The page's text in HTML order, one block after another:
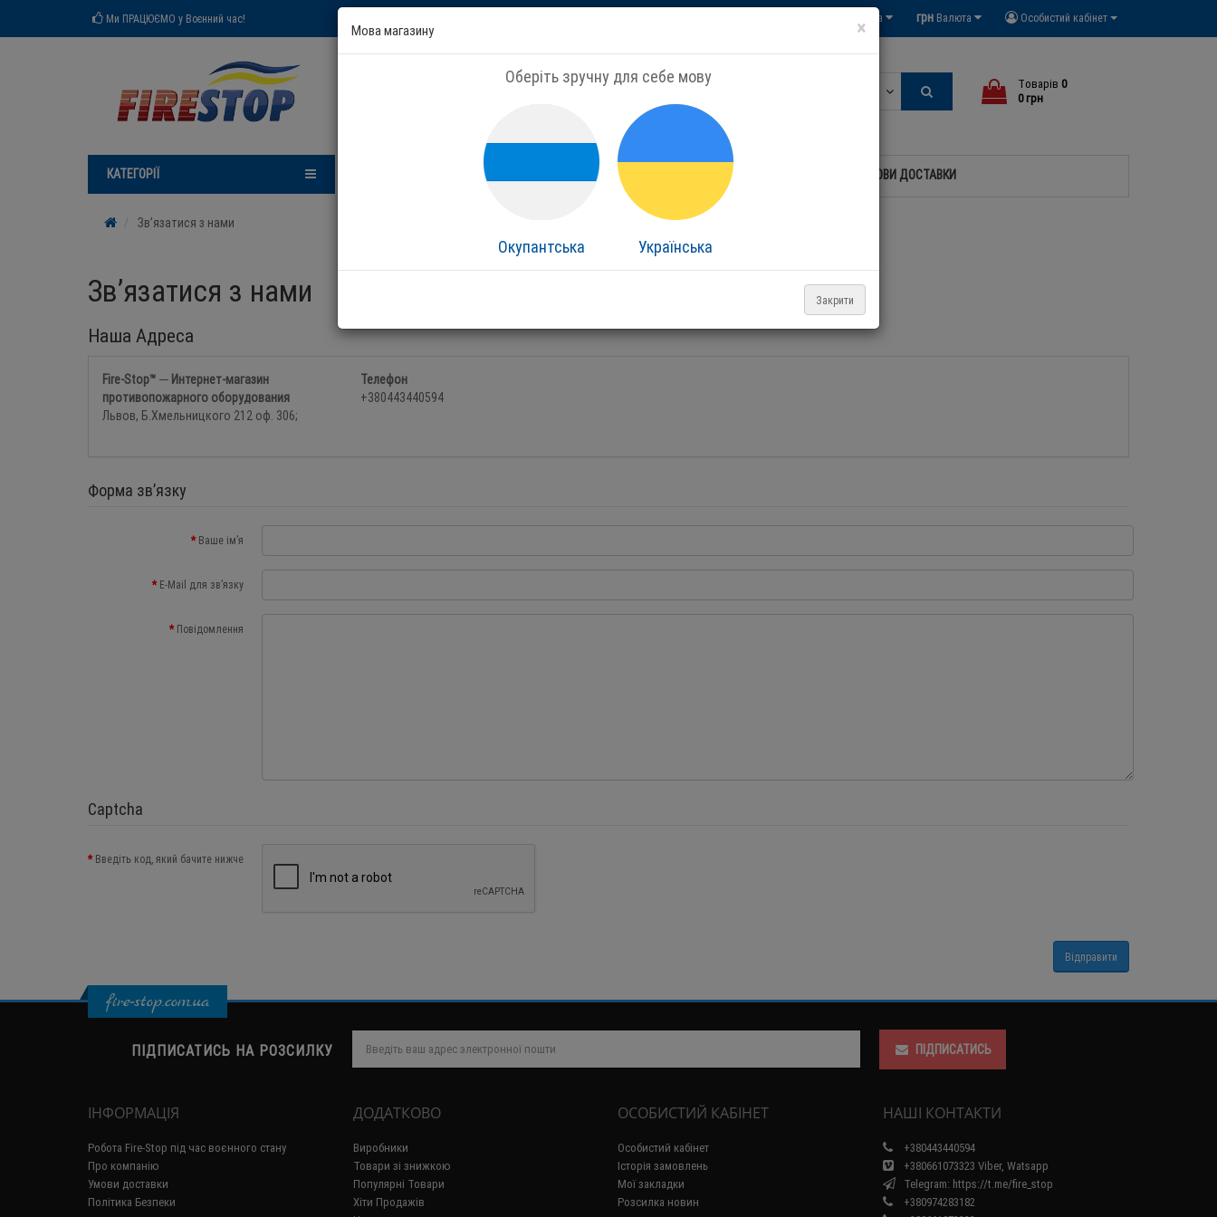
Ми ПРАЦЮЄМО у Воєнний час! Особистий кабінет
грн Валюта
Мова
+380443440594
Tоварів 0
0 грн
Я шукаю, наприклад,Дренчер
НАША РОБОТА ПІД ЧАС ВІЙНИ КОНТАКТИ ПРО МАГАЗИН УМОВИ ДОСТАВКИ
КАТЕГОРІЇ
Зв’язатися з нами
×
Мова магазину
Окупантська Українська
Зв’язатися з нами
Наша Адреса
Fire-Stop™ ─ Интернет-магазин
противопожарного оборудования
Львов, Б.Хмельницкого 212 оф. 306;
Телефон
+380443440594
Форма зв’язку
Ваше ім’я
E-Mail для зв’язку
Повідомлення
Captcha
Введіть код, який бачите нижче
fire-stop.com.ua
ПІДПИСАТИСЬ НА РОЗСИЛКУ ПІДПИСАТИСЬ
ІНФОРМАЦІЯ
Робота Fire-Stop під час воєнного стану
Про компанію
Умови доставки
Політика Безпеки
ДОДАТКОВО
Виробники
Товари зі знижкою
Популярні Товари
Хіти Продажів
ОСОБИСТИЙ КАБІНЕТ
Особистий кабінет
Історія замовлень
Мої закладки
Розсилка новин
НАШІ КОНТАКТИ
+380443440594
+380661073323 Viber, Watsapp
Telegram: https://t.me/fire_stop
+380974283182